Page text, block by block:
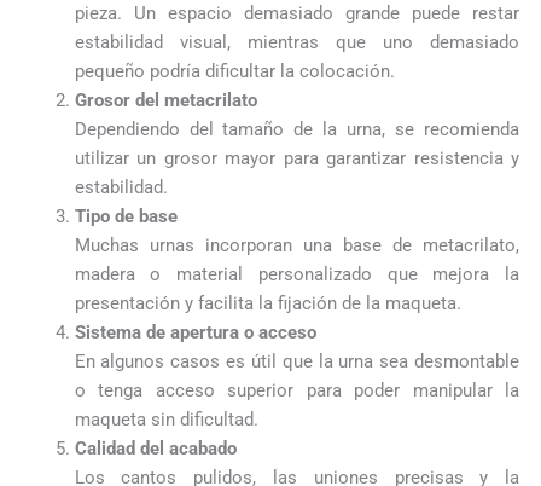
pieza. Un espacio demasiado grande puede restar
estabilidad visual, mientras que uno demasiado
pequeño podría dificultar la colocación.
Grosor del metacrilato
Dependiendo del tamaño de la urna, se recomienda
utilizar un grosor mayor para garantizar resistencia y
estabilidad.
Tipo de base
Muchas urnas incorporan una base de metacrilato,
madera o material personalizado que mejora la
presentación y facilita la fijación de la maqueta.
Sistema de apertura o acceso
En algunos casos es útil que la urna sea desmontable
o tenga acceso superior para poder manipular la
maqueta sin dificultad.
Calidad del acabado
Los cantos pulidos, las uniones precisas y la